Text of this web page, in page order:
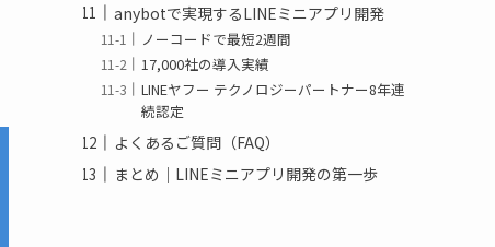
anybotで実現するLINEミニアプリ開発
ノーコードで最短2週間
17,000社の導入実績
LINEヤフー テクノロジーパートナー8年連
続認定
よくあるご質問（FAQ）
まとめ｜LINEミニアプリ開発の第一歩